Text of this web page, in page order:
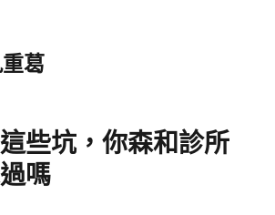
葛
些坑，你森和診所
嗎